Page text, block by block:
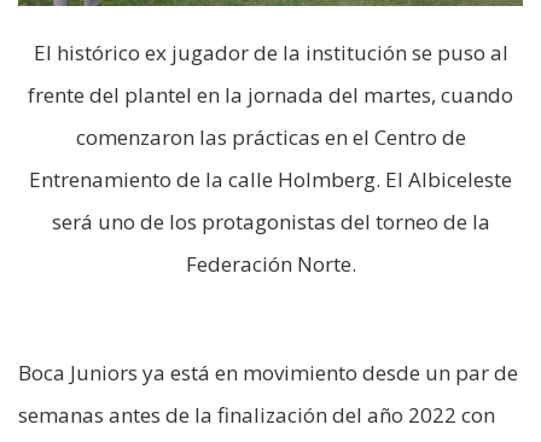
El histórico ex jugador de la institución se puso al
frente del plantel en la jornada del martes, cuando
comenzaron las prácticas en el Centro de
Entrenamiento de la calle Holmberg. El Albiceleste
será uno de los protagonistas del torneo de la
Federación Norte.
Boca Juniors ya está en movimiento desde un par de
semanas antes de la finalización del año 2022 con